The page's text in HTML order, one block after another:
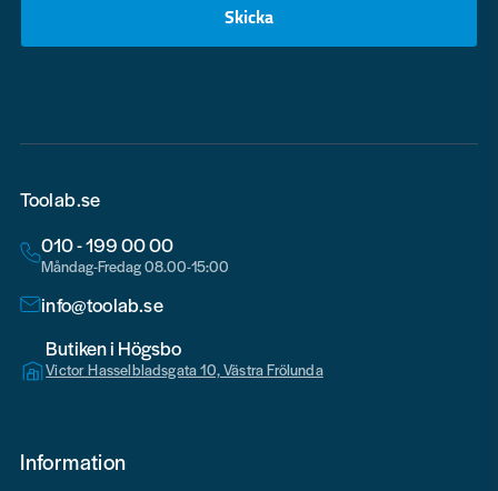
Skicka
Toolab.se
010 - 199 00 00
Måndag-Fredag 08.00-15:00
info@toolab.se
Butiken i Högsbo
Victor Hasselbladsgata 10, Västra Frölunda
Information